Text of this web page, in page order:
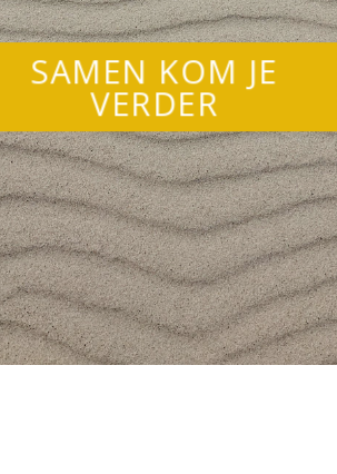
SAMEN KOM JE
VERDER